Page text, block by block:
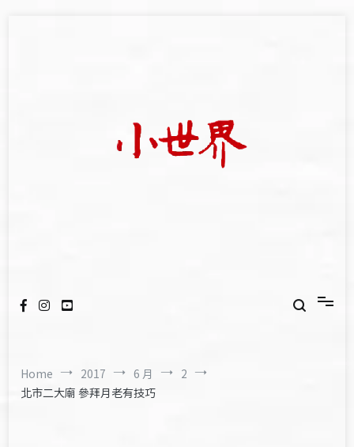
Home 2017 6 月
2
北市二大廟 參拜月老有技巧